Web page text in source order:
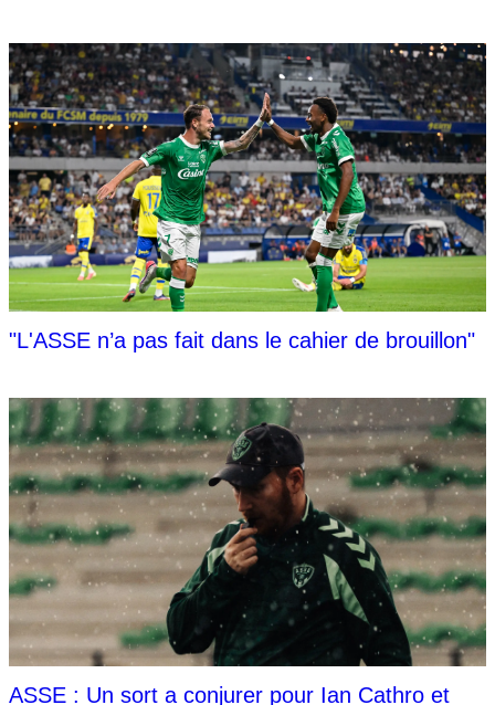
"L'ASSE n’a pas fait dans le cahier de brouillon"
ASSE : Un sort a conjurer pour Ian Cathro et